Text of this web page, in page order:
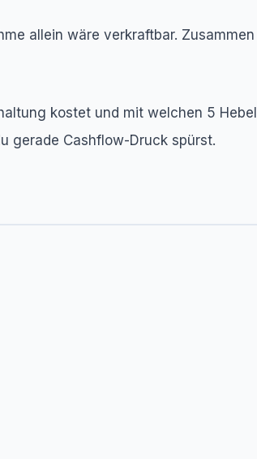
allein wäre verkraftbar.
kostet und mit welchen 5
gerade Cashflow-Druck spürst.